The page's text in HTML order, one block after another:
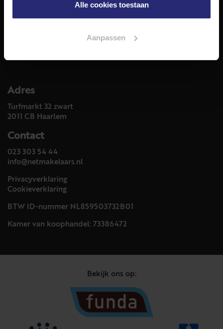
Alle cookies toestaan
Aanpassen
Aankoop
Meer informatie over
Adres
Turfmarkt 32 zwart
2011 CB Haarlem
Contact
023 303 54 44
info@netmakelaars.nl
Privacyverklaring
Cookieverklaring
BTW ID-nummer NL859503732B01
Kamer van koophandel: 73386472
Bekijk ons op: